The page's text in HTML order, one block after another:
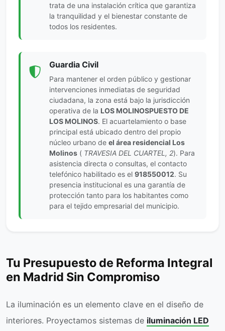
trata de una instalación crítica que garantiza
la tranquilidad y el bienestar constante de
todos los residentes.
Guardia Civil
Para mantener el orden público y gestionar
intervenciones inmediatas de seguridad
ciudadana, la zona está bajo la jurisdicción
operativa de la LOS MOLINOSPUESTO DE
LOS MOLINOS. El acuartelamiento o base
principal está ubicado dentro del propio
núcleo urbano de el área residencial Los
Molinos ( TRAVESIA DEL CUARTEL, 2). Para
asistencia directa o consultas, el contacto
telefónico habilitado es el 918550012. Su
presencia institucional es una garantía de
protección tanto para los habitantes como
para el tejido empresarial del municipio.
Tu Presupuesto de Reforma Integral
en Madrid Sin Compromiso
La iluminación es un elemento clave en el diseño de
interiores. Proyectamos sistemas de iluminación LED